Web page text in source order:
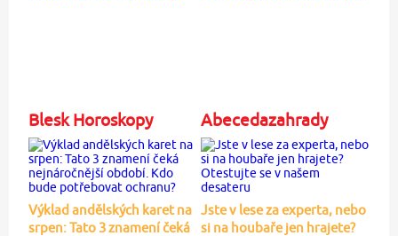
Blesk Horoskopy
Výklad andělských karet na
srpen: Tato 3 znamení čeká
Abecedazahrady
Jste v lese za experta, nebo
si na houbaře jen hrajete?